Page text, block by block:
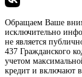
Обращаем Ваше
исключительно
не является
437 Гражданского
учетом
кредит и включают